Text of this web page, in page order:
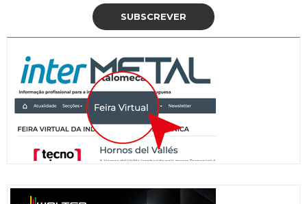
SUBSCREVER